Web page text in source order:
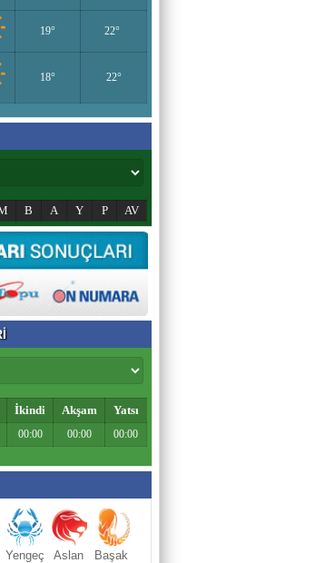
19° 22°
18° 22°
B A Y P AV
İkindi Akşam Yatsı
00:00 00:00 00:00
Yengeç Aslan Başak